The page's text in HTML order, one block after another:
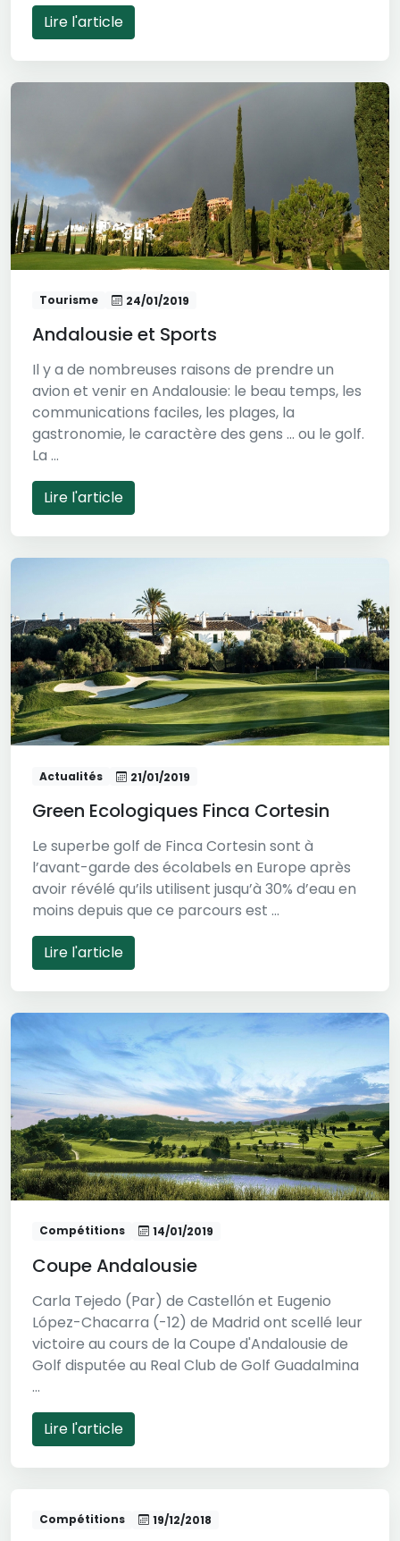
Lire l'article
Tourisme 24/01/2019
Andalousie et Sports
Il y a de nombreuses raisons de prendre un
avion et venir en Andalousie: le beau temps, les
communications faciles, les plages, la
gastronomie, le caractère des gens ... ou le golf.
La ...
Lire l'article
Actualités 21/01/2019
Green Ecologiques Finca Cortesin
Le superbe golf de Finca Cortesin sont à
l’avant-garde des écolabels en Europe après
avoir révélé qu’ils utilisent jusqu’à 30% d’eau en
moins depuis que ce parcours est ...
Lire l'article
Compétitions 14/01/2019
Coupe Andalousie
Carla Tejedo (Par) de Castellón et Eugenio
López-Chacarra (-12) de Madrid ont scellé leur
victoire au cours de la Coupe d'Andalousie de
Golf disputée au Real Club de Golf Guadalmina
...
Lire l'article
Compétitions 19/12/2018